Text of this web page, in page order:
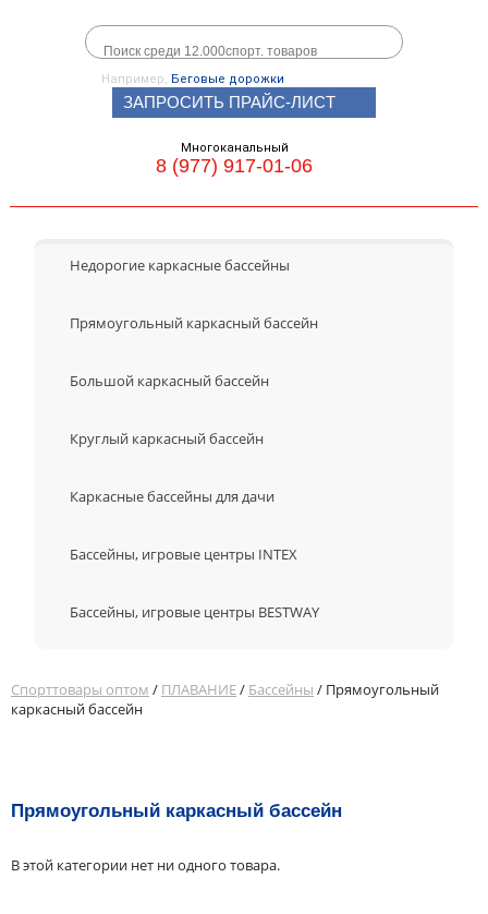
Например, Беговые дорожки
ЗАПРОСИТЬ ПРАЙС-ЛИСТ
Многоканальный
8 (977) 917-01-06
Недорогие каркасные бассейны
Прямоугольный каркасный бассейн
Большой каркасный бассейн
Круглый каркасный бассейн
Каркасные бассейны для дачи
Бассейны, игровые центры INTEX
Бассейны, игровые центры BESTWAY
Спорттовары оптом / ПЛАВАНИЕ/ Бассейны / Прямоугольный
каркасный бассейн
Прямоугольный каркасный бассейн
В этой категории нет ни одного товара.